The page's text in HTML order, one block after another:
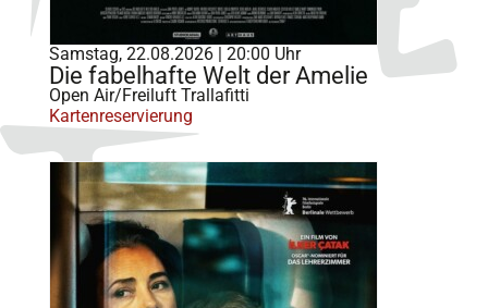
Samstag, 22.08.2026 | 20:00 Uhr
Die fabelhafte Welt der Amelie
Open Air/Freiluft Trallafitti
Kartenreservierung